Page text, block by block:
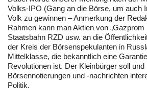
Volks-IPO (Gang an die Börse, um auch
Volk zu gewinnen – Anmerkung der
Rahmen kann man Aktien von
Staatsbahn RZD usw. an die
der Kreis der Börsenspekulanten in
Mittelklasse, die bekanntlich eine
Revolutionen ist. Der Kleinbürger soll
Börsennotierungen und -nachrichten
Politik.